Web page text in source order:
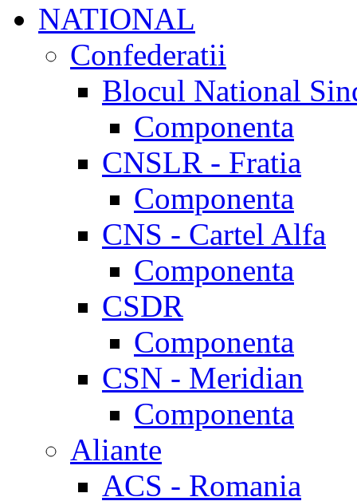
NATIONAL
Confederatii
Blocul National
Componenta
CNSLR - Fratia
Componenta
CNS - Cartel Alfa
Componenta
CSDR
Componenta
CSN - Meridian
Componenta
Aliante
ACS - Romania